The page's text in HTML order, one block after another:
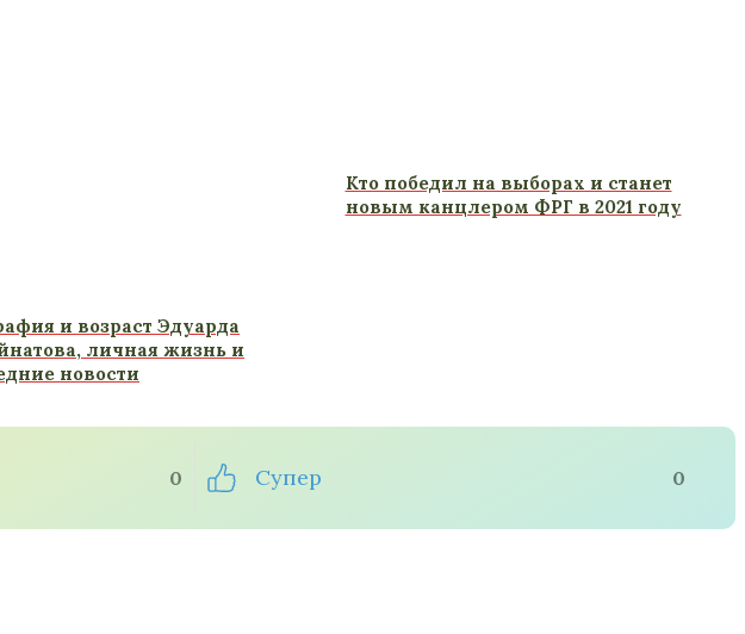
и возраст Эдуарда
личная жизнь и
новости
Кто победил на выборах и станет
новым канцлером ФРГ в 2021 году
0 Супер 0